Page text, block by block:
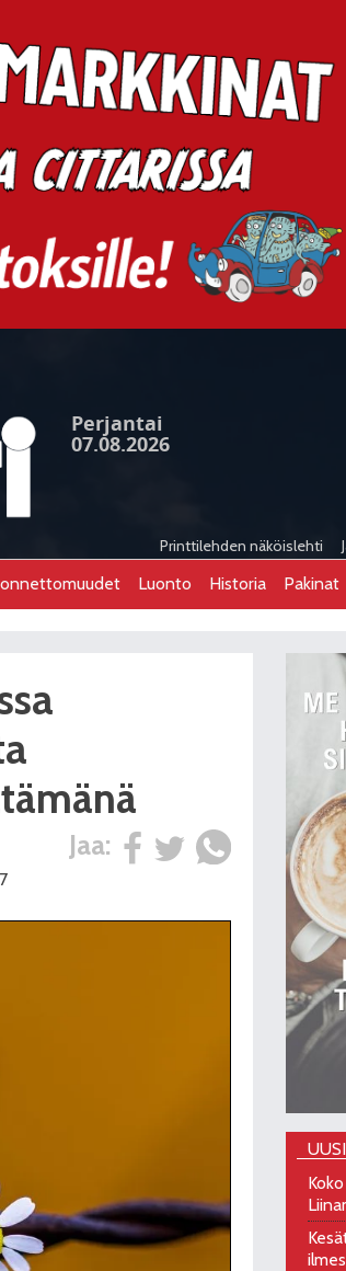
Perjantai
07.08.2026
Printtilehden näköislehti
onnettomuudet Luonto Historia Pakinat
Jaa: